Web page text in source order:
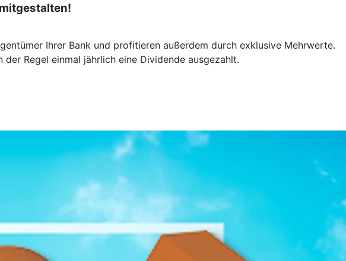
Ihrer Bank und profitieren außerdem durch exklusive Mehrwerte.
Regel einmal jährlich eine Dividende ausgezahlt.